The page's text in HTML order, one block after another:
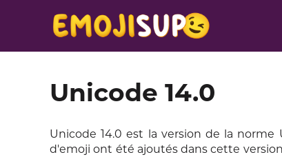
Unicode 14.0
Unicode 14.0 est la version de la
d'emoji ont été ajoutés dans cette